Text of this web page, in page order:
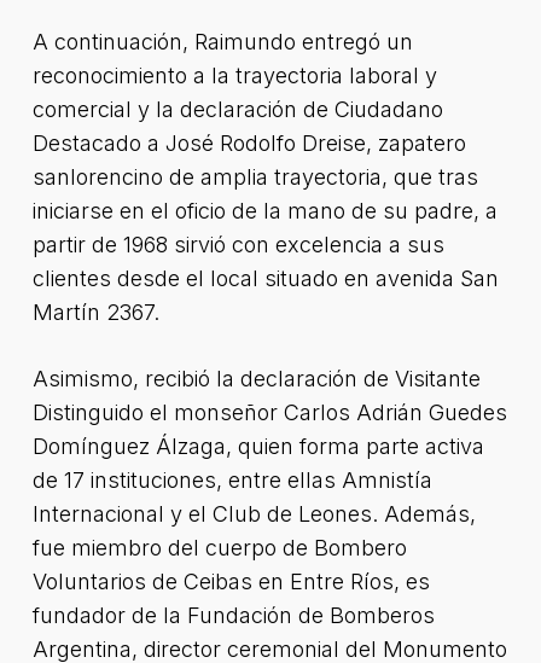
A continuación, Raimundo entregó un
reconocimiento a la trayectoria laboral y
comercial y la declaración de Ciudadano
Destacado a José Rodolfo Dreise, zapatero
sanlorencino de amplia trayectoria, que tras
iniciarse en el oficio de la mano de su padre, a
partir de 1968 sirvió con excelencia a sus
clientes desde el local situado en avenida San
Martín 2367.
Asimismo, recibió la declaración de Visitante
Distinguido el monseñor Carlos Adrián Guedes
Domínguez Álzaga, quien forma parte activa
de 17 instituciones, entre ellas Amnistía
Internacional y el Club de Leones. Además,
fue miembro del cuerpo de Bombero
Voluntarios de Ceibas en Entre Ríos, es
fundador de la Fundación de Bomberos
Argentina, director ceremonial del Monumento